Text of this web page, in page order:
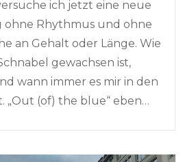
ich jetzt eine neue
ohne Rhythmus und ohne
an Gehalt oder Länge. Wie
gewachsen ist,
wann immer es mir in den
„Out (of) the blue“ eben…